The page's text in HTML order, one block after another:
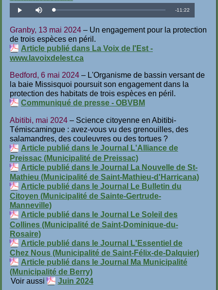
Lecture Désactiver
le
Téléchargé:
1.47%
Temps
-11:22
Granby, 13 mai 2024 – Un engagement pour la protection
de trois espèces en péril.
Article publié dans La Voix de l'Est -
www.lavoixdelest.ca
Bedford, 6 mai 2024 – L'Organisme de bassin versant de
la baie Missisquoi poursuit son engagement dans la
protection des habitats de trois espèces en péril.
Communiqué de presse - OBVBM
Abitibi, mai 2024 – Science citoyenne en Abitibi-
Témiscamingue : avez-vous vu des grenouilles, des
salamandres, des couleuvres ou des tortues ?
Article publié dans le Journal L'Alliance de
Preissac (Municipalité de Preissac)
Article publié dans le Journal La Nouvelle de St-
Mathieu (Municipalité de Saint-Mathieu-d'Harricana)
Article publié dans le Journal Le Bulletin du
Citoyen (Municipalité de Sainte-Gertrude-
Manneville)
Article publié dans le Journal Le Soleil des
Collines (Municipalité de Saint-Dominique-du-
Rosaire)
Article publié dans le Journal L'Essentiel de
Chez Nous (Municipalité de Saint-Félix-de-Dalquier)
Article publié dans le Journal Ma Municipalité
(Municipalité de Berry)
Voir aussi
Juin 2024